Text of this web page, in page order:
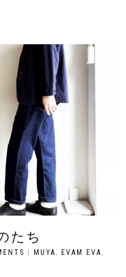
たち
| MUYA EVAM EVA